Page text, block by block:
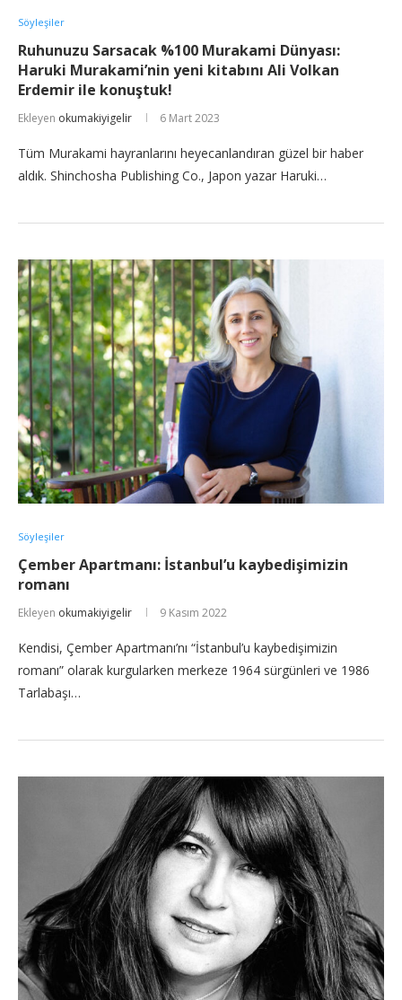
Söyleşiler
Ruhunuzu Sarsacak %100 Murakami Dünyası:
Haruki Murakami’nin yeni kitabını Ali Volkan
Erdemir ile konuştuk!
Ekleyen okumakiyigelir 6 Mart 2023
Tüm Murakami hayranlarını heyecanlandıran güzel bir haber
aldık. Shinchosha Publishing Co., Japon yazar Haruki…
Söyleşiler
Çember Apartmanı: İstanbul’u kaybedişimizin
romanı
Ekleyen okumakiyigelir 9 Kasım 2022
Kendisi, Çember Apartmanı’nı “İstanbul’u kaybedişimizin
romanı” olarak kurgularken merkeze 1964 sürgünleri ve 1986
Tarlabaşı…